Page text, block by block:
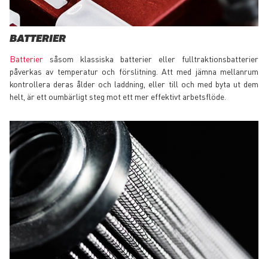
BATTERIER
Batterier såsom klassiska batterier eller fulltraktionsbatterier
påverkas av temperatur och förslitning. Att med jämna mellanrum
kontrollera deras ålder och laddning, eller till och med byta ut dem
helt, är ett oumbärligt steg mot ett mer effektivt arbetsflöde.